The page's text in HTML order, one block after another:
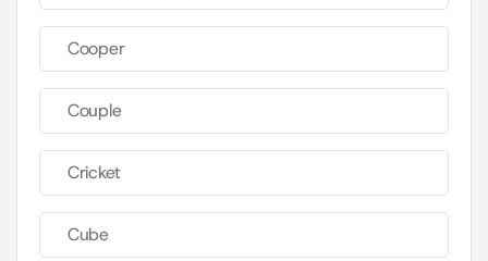
Cooper
Couple
Cricket
Cube